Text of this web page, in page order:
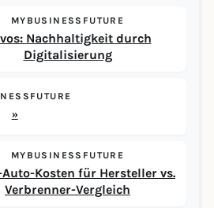
MYBUSINESSFUTURE
Nachhaltigkeit durch
Digitalisierung
»
MYBUSINESSFUTURE
Auto-Kosten für Hersteller vs.
Verbrenner-Vergleich